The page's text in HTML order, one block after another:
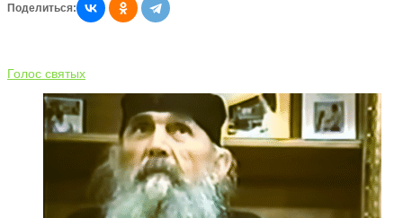
Поделиться:
Голос святых